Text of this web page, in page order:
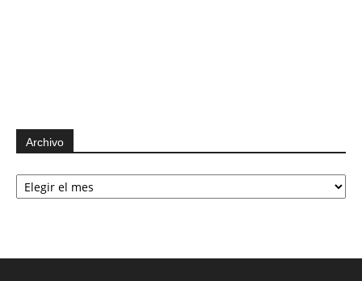
Archivo
Archivo